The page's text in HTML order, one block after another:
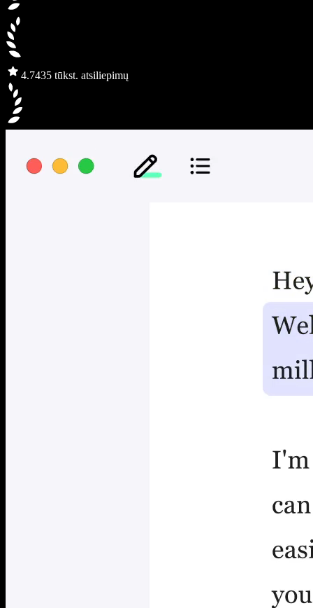
4.7435 tūkst. atsiliepimų